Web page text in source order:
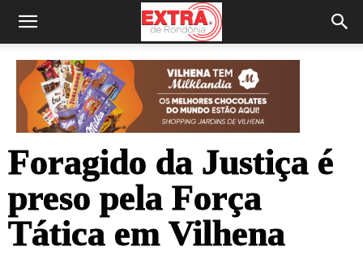
Foragido da Justiça é
preso pela Força
Tática em Vilhena